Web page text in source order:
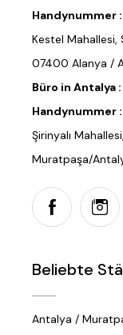
Handynummer :
Kestel
07400 Alanya /
Büro in Antalya :
Handynummer :
Şirinyalı
Muratpaşa/
Beliebte
Antalya /